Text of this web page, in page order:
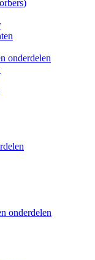
onderdelen
onderdelen